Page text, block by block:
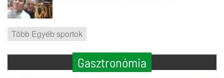
Több Egyéb sportok
Gasztronómia